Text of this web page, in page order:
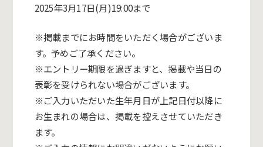
2025年3月17日(月)19:00まで
※掲載までにお時間をいただく場合がございま
す。予めご了承ください。
※エントリー期限を過ぎますと、掲載や当日の
表彰を受けられない場合がございます。
※ご入力いただいた生年月日が上記日付以降に
お生まれの場合は、掲載を控えさせていただき
ます。